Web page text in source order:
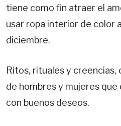
tiene como fin atraer el
usar ropa interior de color
diciembre.
Ritos, rituales y
de hombres y mujeres que
con buenos deseos.